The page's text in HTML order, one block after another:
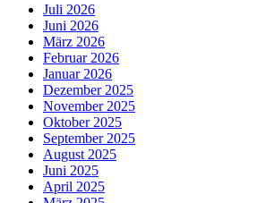
Juli 2026
Juni 2026
März 2026
Februar 2026
Januar 2026
Dezember 2025
November 2025
Oktober 2025
September 2025
August 2025
Juni 2025
April 2025